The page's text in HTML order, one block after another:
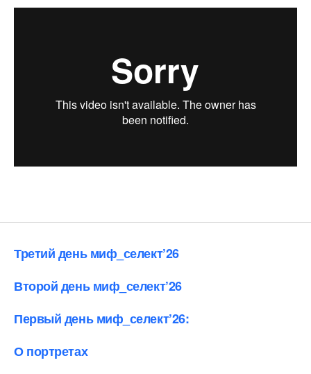
Третий день миф_селект’26
Второй день миф_селект’26
Первый день миф_селект’26:
О портретах